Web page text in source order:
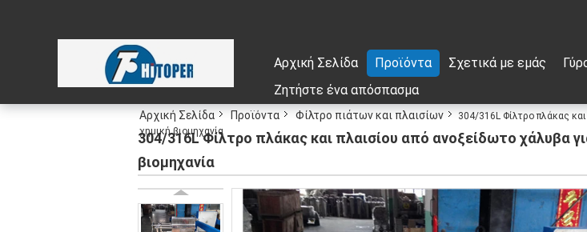
Αρχική Σελίδα Προϊόντα Σχετικά με εμάς
Ζητήστε ένα απόσπασμα
Αρχική Σελίδα Προϊόντα Φίλτρο πιάτων και πλαισίων
304/316L Φίλτρο πλάκας
χημική βιομηχανία
304/316L Φίλτρο πλάκας και πλαισίου από ανοξείδωτο χάλυβα
βιομηχανία